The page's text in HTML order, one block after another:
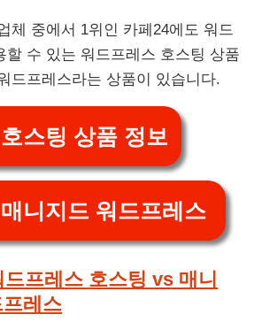
체 중에서 1위인 카페24에도 워드
할 수 있는 워드프레스 호스팅 상품
드프레스라는 상품이 있습니다.
스팅 상품 정보
니지드 워드프레스
프레스 호스팅 vs 매니
레스